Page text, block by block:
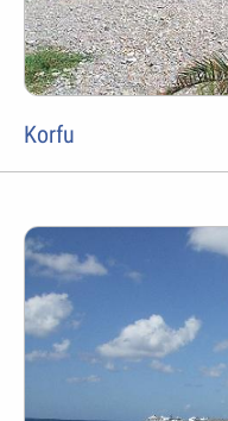
Korfu